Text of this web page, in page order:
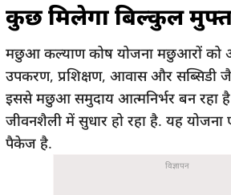
कुछ मिलेगा बिल्कुल
मछुआ कल्याण कोष योजना मछुआरों को
उपकरण, प्रशिक्षण, आवास और सब्सिडी
इससे मछुआ समुदाय आत्मनिर्भर बन रहा
जीवनशैली में सुधार हो रहा है. यह योजना
पैकेज है.